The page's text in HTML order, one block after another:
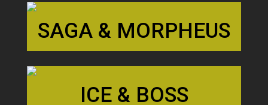
SAGA & MORPHEUS
ICE & BOSS